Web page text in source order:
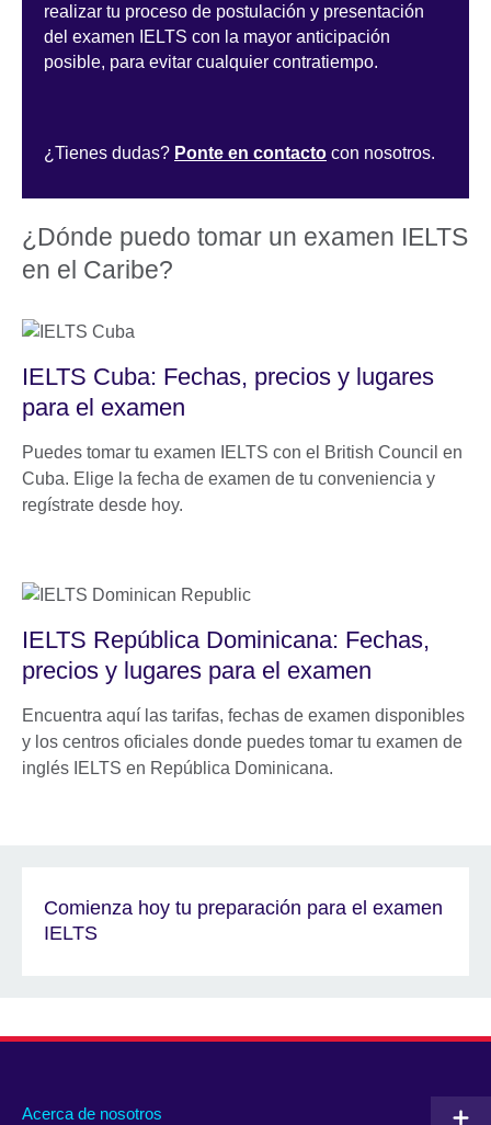
realizar tu proceso de postulación y presentación
del examen IELTS con la mayor anticipación
posible, para evitar cualquier contratiempo.
¿Tienes dudas? Ponte en contacto con nosotros.
¿Dónde puedo tomar un examen IELTS
en el Caribe?
IELTS Cuba: Fechas, precios y lugares
para el examen
Puedes tomar tu examen IELTS con el British Council en
Cuba. Elige la fecha de examen de tu conveniencia y
regístrate desde hoy.
IELTS República Dominicana: Fechas,
precios y lugares para el examen
Encuentra aquí las tarifas, fechas de examen disponibles
y los centros oficiales donde puedes tomar tu examen de
inglés IELTS en República Dominicana.
Comienza hoy tu preparación para el examen
IELTS
Acerca de nosotros